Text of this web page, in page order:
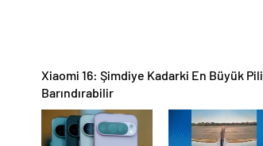
Xiaomi 16: Şimdiye Kadarki En Büyük Pili
Barındırabilir